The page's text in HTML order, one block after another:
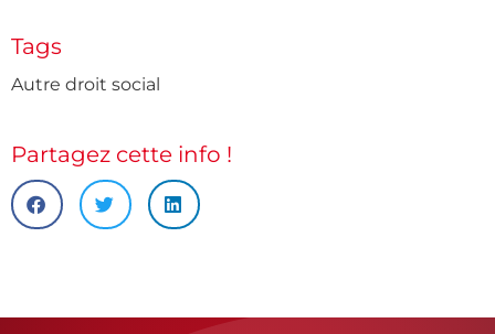
Tags
Autre droit social
Partagez cette info !